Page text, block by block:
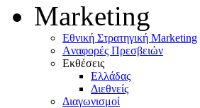
Marketing
Eθνική Στρατηγική Marketing
Aναφορές Πρεσβειών
Eκθέσεις
Eλλάδας
Διεθνείς
Διαγωνισμοί